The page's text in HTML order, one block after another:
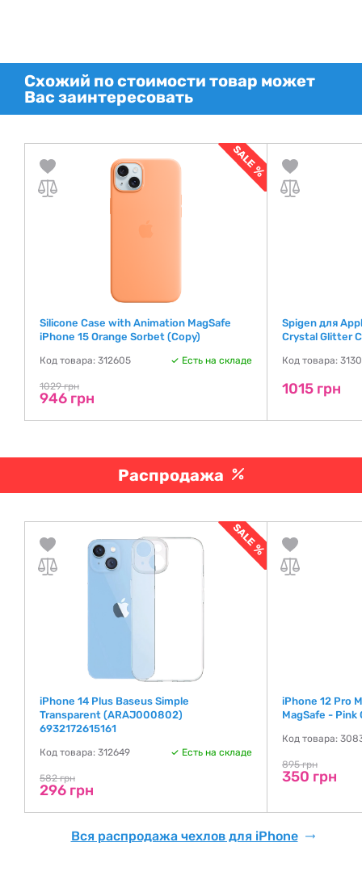
Схожий по стоимости товар может
Вас заинтересовать
Silicone Case with Animation MagSafe
iPhone 15 Orange Sorbet (Copy)
Код товара: 312605 Есть на складе
1029 грн
946 грн
Spigen для
Crystal Glitter
Код товара:
1015 грн
Распродажа
iPhone 14 Plus Baseus Simple
Transparent (ARAJ000802)
6932172615161
Код товара: 312649 Есть на складе
582 грн
296 грн
iPhone 12 Pro
MagSafe - Pink
Код товара:
895 грн
350 грн
Вся распродажа чехлов для iPhone